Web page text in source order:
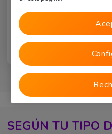
Con la protección básica para
nuevo coche. Uno de los
con mayor demanda entre
clientes de Verti.
SEGÚN TU TIPO